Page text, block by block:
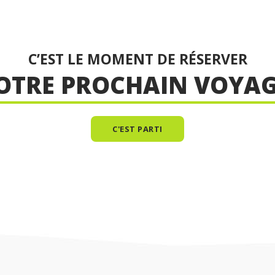
C’EST LE MOMENT DE RÉSERVER
PROCHAIN
C'EST PARTI